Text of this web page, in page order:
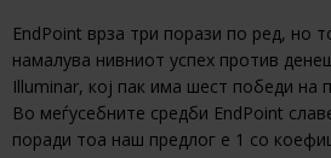
EndPoint врза три порази по ред, но
намалува нивниот успех против
Illuminar, кој пак има шест победи на
Во меѓусебните средби EndPoint
поради тоа наш предлог е 1 со